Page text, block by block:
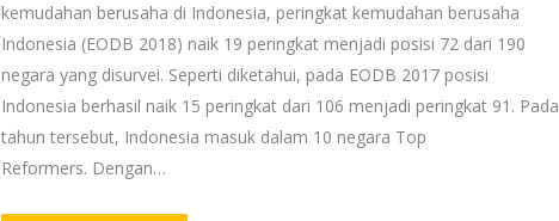
kemudahan berusaha di Indonesia, peringkat kemudahan berusaha
Indonesia (EODB 2018) naik 19 peringkat menjadi posisi 72 dari 190
negara yang disurvei. Seperti diketahui, pada EODB 2017 posisi
Indonesia berhasil naik 15 peringkat dari 106 menjadi peringkat 91. Pada
tahun tersebut, Indonesia masuk dalam 10 negara Top
Reformers. Dengan…